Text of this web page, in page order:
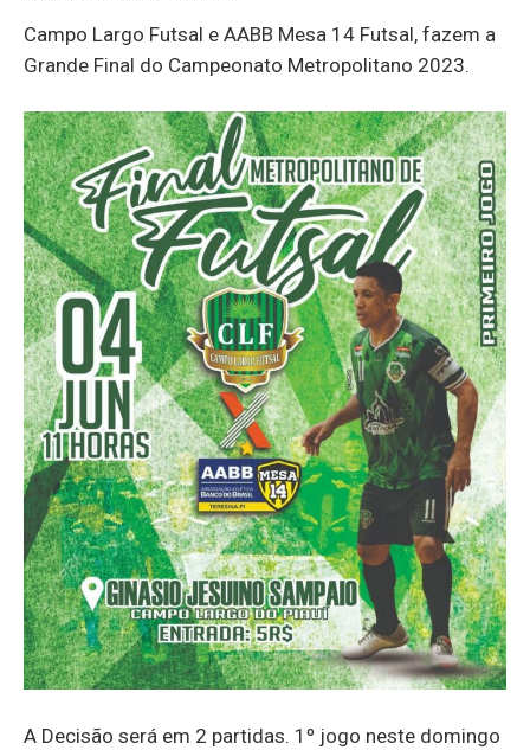
Campo Largo Futsal e AABB Mesa 14 Futsal, fazem a
Grande Final do Campeonato Metropolitano 2023.
A Decisão será em 2 partidas. 1º jogo neste domingo